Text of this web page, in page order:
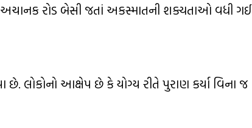
અચાનક રોડ બેસી જતાં અકસ્માતની શક્યતાઓ વધી ગઈ
છે. લોકોનો આક્ષેપ છે કે યોગ્ય રીતે પુરાણ કર્યા વિના જ